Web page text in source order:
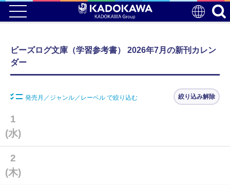
ビーズログ文庫（学習参考書） 2026年7月の新刊カレン
ダー
発売月／ジャンル／レーベル で絞り込む 絞り込み解除
1
(水)
2
(木)